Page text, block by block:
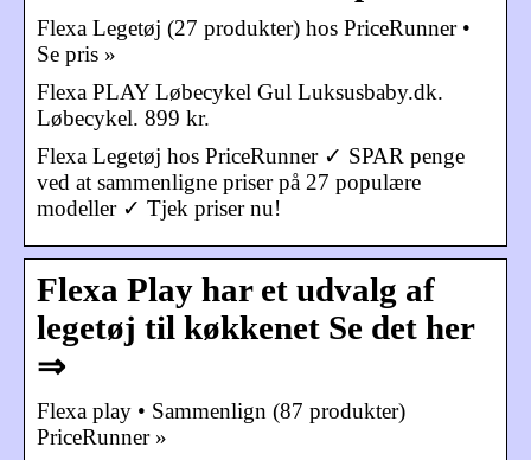
Flexa Legetøj (27 produkter) hos PriceRunner •
Se pris »
Flexa PLAY Løbecykel Gul Luksusbaby.dk.
Løbecykel. 899 kr.
Flexa Legetøj hos PriceRunner ✓ SPAR penge
ved at sammenligne priser på 27 populære
modeller ✓ Tjek priser nu!
Flexa Play har et udvalg af
legetøj til køkkenet Se det her
⇒
Flexa play • Sammenlign (87 produkter)
PriceRunner »